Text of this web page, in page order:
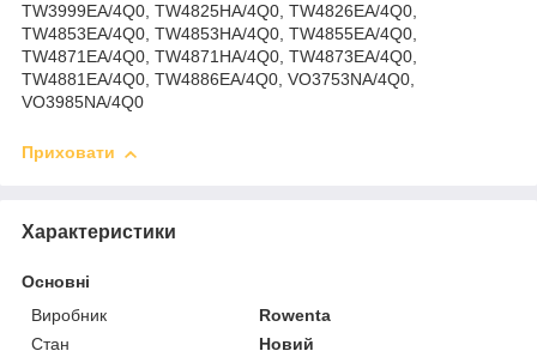
TW3999EA/4Q0, TW4825HA/4Q0, TW4826EA/4Q0,
TW4853EA/4Q0, TW4853HA/4Q0, TW4855EA/4Q0,
TW4871EA/4Q0, TW4871HA/4Q0, TW4873EA/4Q0,
TW4881EA/4Q0, TW4886EA/4Q0, VO3753NA/4Q0,
VO3985NA/4Q0
Приховати
Характеристики
Основні
Виробник
Rowenta
Стан
Новий